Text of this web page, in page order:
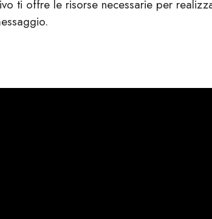
ti offre le risorse necessarie per